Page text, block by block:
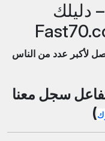
دليلك
لأكبر عدد من الناس
سجل معنا
)